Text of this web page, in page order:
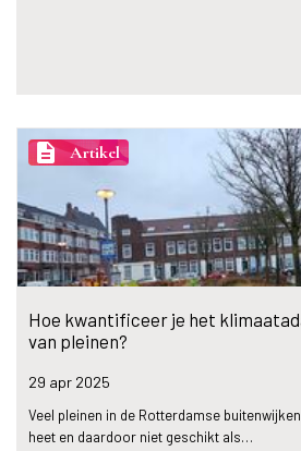
description Artikel
Hoe kwantificeer je het
van pleinen?
29 apr 2025
Veel pleinen in de Rotterdamse
heet en daardoor niet geschikt als…